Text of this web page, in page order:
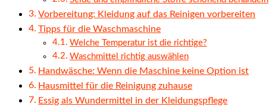
Vorbereitung: Kleidung auf das Reinigen vorbereiten
Tipps für die Waschmaschine
Welche Temperatur ist die richtige?
Waschmittel richtig auswählen
Handwäsche: Wenn die Maschine keine Option ist
Hausmittel für die Reinigung zuhause
Essig als Wundermittel in der Kleidungspflege